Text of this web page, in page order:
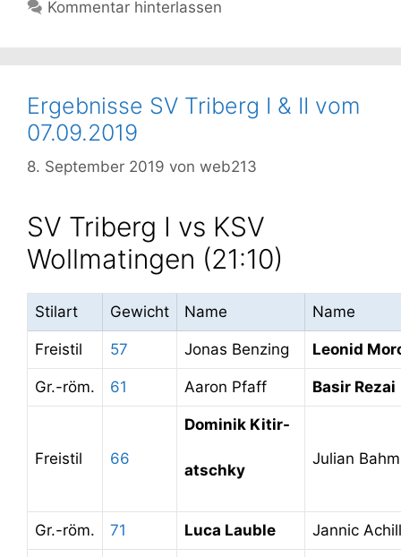
Kommentar hinterlassen
Ergebnisse SV Triberg I & II vom
07.09.2019
8. September 2019 von web213
SV Triberg I vs KSV
Wollmatingen (21:10)
Stilart Gewicht Name Name
Freistil 57 Jonas Benzing Leonid
Gr.-röm. 61 Aaron Pfaff Basir Rezai
Freistil 66
Dominik Kitir-
atschky
Julian Bahm
Gr.-röm. 71 Luca Lauble Jannic